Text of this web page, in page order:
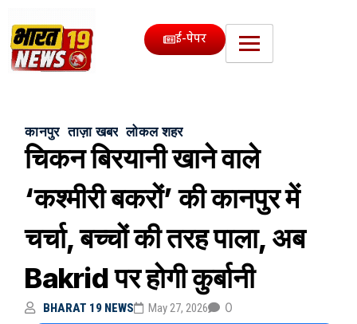
ई-पेपर
कानपुर ताज़ा खबर लोकल शहर
चिकन बिरयानी खाने वाले
‘कश्मीरी बकरों’ की कानपुर में
चर्चा, बच्चों की तरह पाला, अब
Bakrid पर होगी कुर्बानी
BHARAT 19 NEWS May 27, 2026 0